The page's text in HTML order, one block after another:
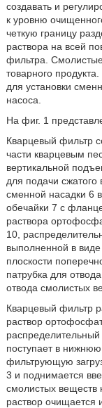
создавать и
к уровню
четкую границу
раствора на всей
фильтра.
товарного
для установки
насоса.
На фиг. 1
Кварцевый фильтр
части кварцевым
вертикальной
для подачи сжатого
сменной насадки 6
обечайки 7 с
раствора
10,
выполненной в
плоскости
патрубка для
отвода смолистых
Кварцевый фильтр
раствор
поступает в
фильтрующую
3 и поднимается
смолистых веществ
раствор очищается